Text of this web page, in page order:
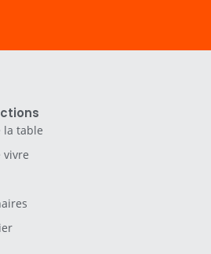
la table
vivre